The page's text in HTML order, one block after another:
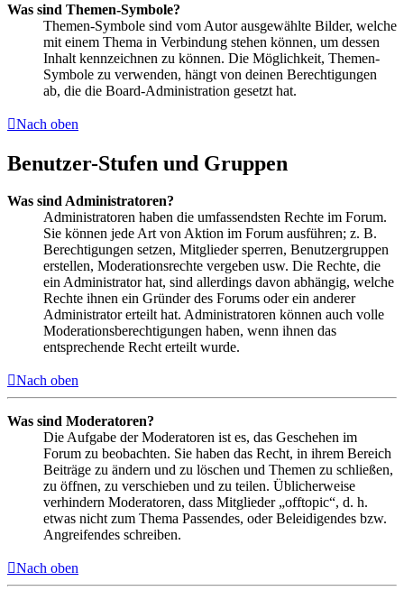
Was sind Themen-Symbole?
Themen-Symbole sind vom Autor ausgewählte Bilder, welche
mit einem Thema in Verbindung stehen können, um dessen
Inhalt kennzeichnen zu können. Die Möglichkeit, Themen-
Symbole zu verwenden, hängt von deinen Berechtigungen
ab, die die Board-Administration gesetzt hat.
Nach oben
Benutzer-Stufen und Gruppen
Was sind Administratoren?
Administratoren haben die umfassendsten Rechte im Forum.
Sie können jede Art von Aktion im Forum ausführen; z. B.
Berechtigungen setzen, Mitglieder sperren, Benutzergruppen
erstellen, Moderationsrechte vergeben usw. Die Rechte, die
ein Administrator hat, sind allerdings davon abhängig, welche
Rechte ihnen ein Gründer des Forums oder ein anderer
Administrator erteilt hat. Administratoren können auch volle
Moderationsberechtigungen haben, wenn ihnen das
entsprechende Recht erteilt wurde.
Nach oben
Was sind Moderatoren?
Die Aufgabe der Moderatoren ist es, das Geschehen im
Forum zu beobachten. Sie haben das Recht, in ihrem Bereich
Beiträge zu ändern und zu löschen und Themen zu schließen,
zu öffnen, zu verschieben und zu teilen. Üblicherweise
verhindern Moderatoren, dass Mitglieder „offtopic“, d. h.
etwas nicht zum Thema Passendes, oder Beleidigendes bzw.
Angreifendes schreiben.
Nach oben